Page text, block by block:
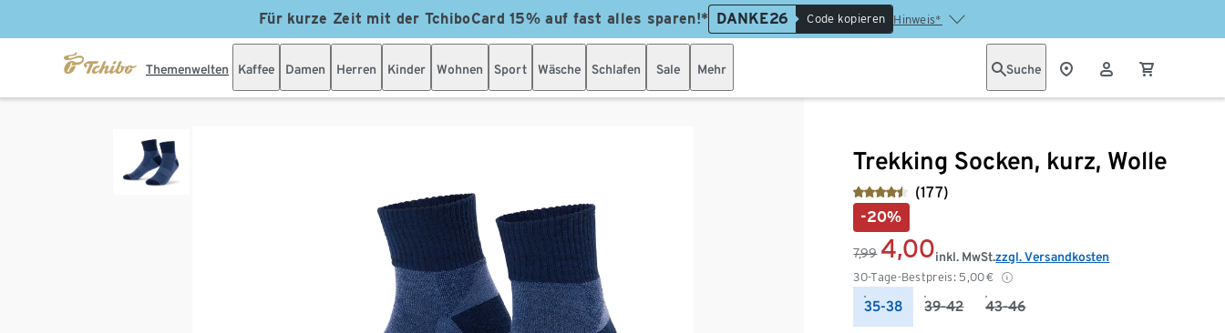
Für kurze Zeit mit der TchiboCard 15% auf fast alles sparen!* DANKE26 Code kopieren Hinweis*
Themenwelten Kaffee Damen Herren Kinder Wohnen Sport Wäsche Schlafen Sale Mehr Suche
Trekking Socken, kurz, Wolle
(177)
-20%
7,99 4,00
30-Tage-Bestpreis: 5,00€
inkl. MwSt.zzgl. Versandkosten
35-38 39-42 43-46